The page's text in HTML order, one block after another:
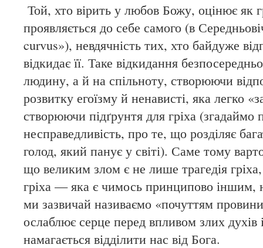
Той, хто вірить у любов Божу, оцінює як
проявляється до себе самого (в
curvus»), невдячність тих, хто байдуже
відкидає її. Таке відкидання
людину, а й на спільноту, створюючи
розвитку егоїзму й ненависті, яка легко
створюючи підґрунтя для гріха (згадаймо
несправедливість, про те, що розділяє
голод, який панує у світі). Саме тому
що великим злом є не лише трагедія
гріха — яка є чимось принципово іншим,
ми зазвичай називаємо «почуттям
ослаблює серце перед впливом злих духів
намагається відділити нас від Бога.